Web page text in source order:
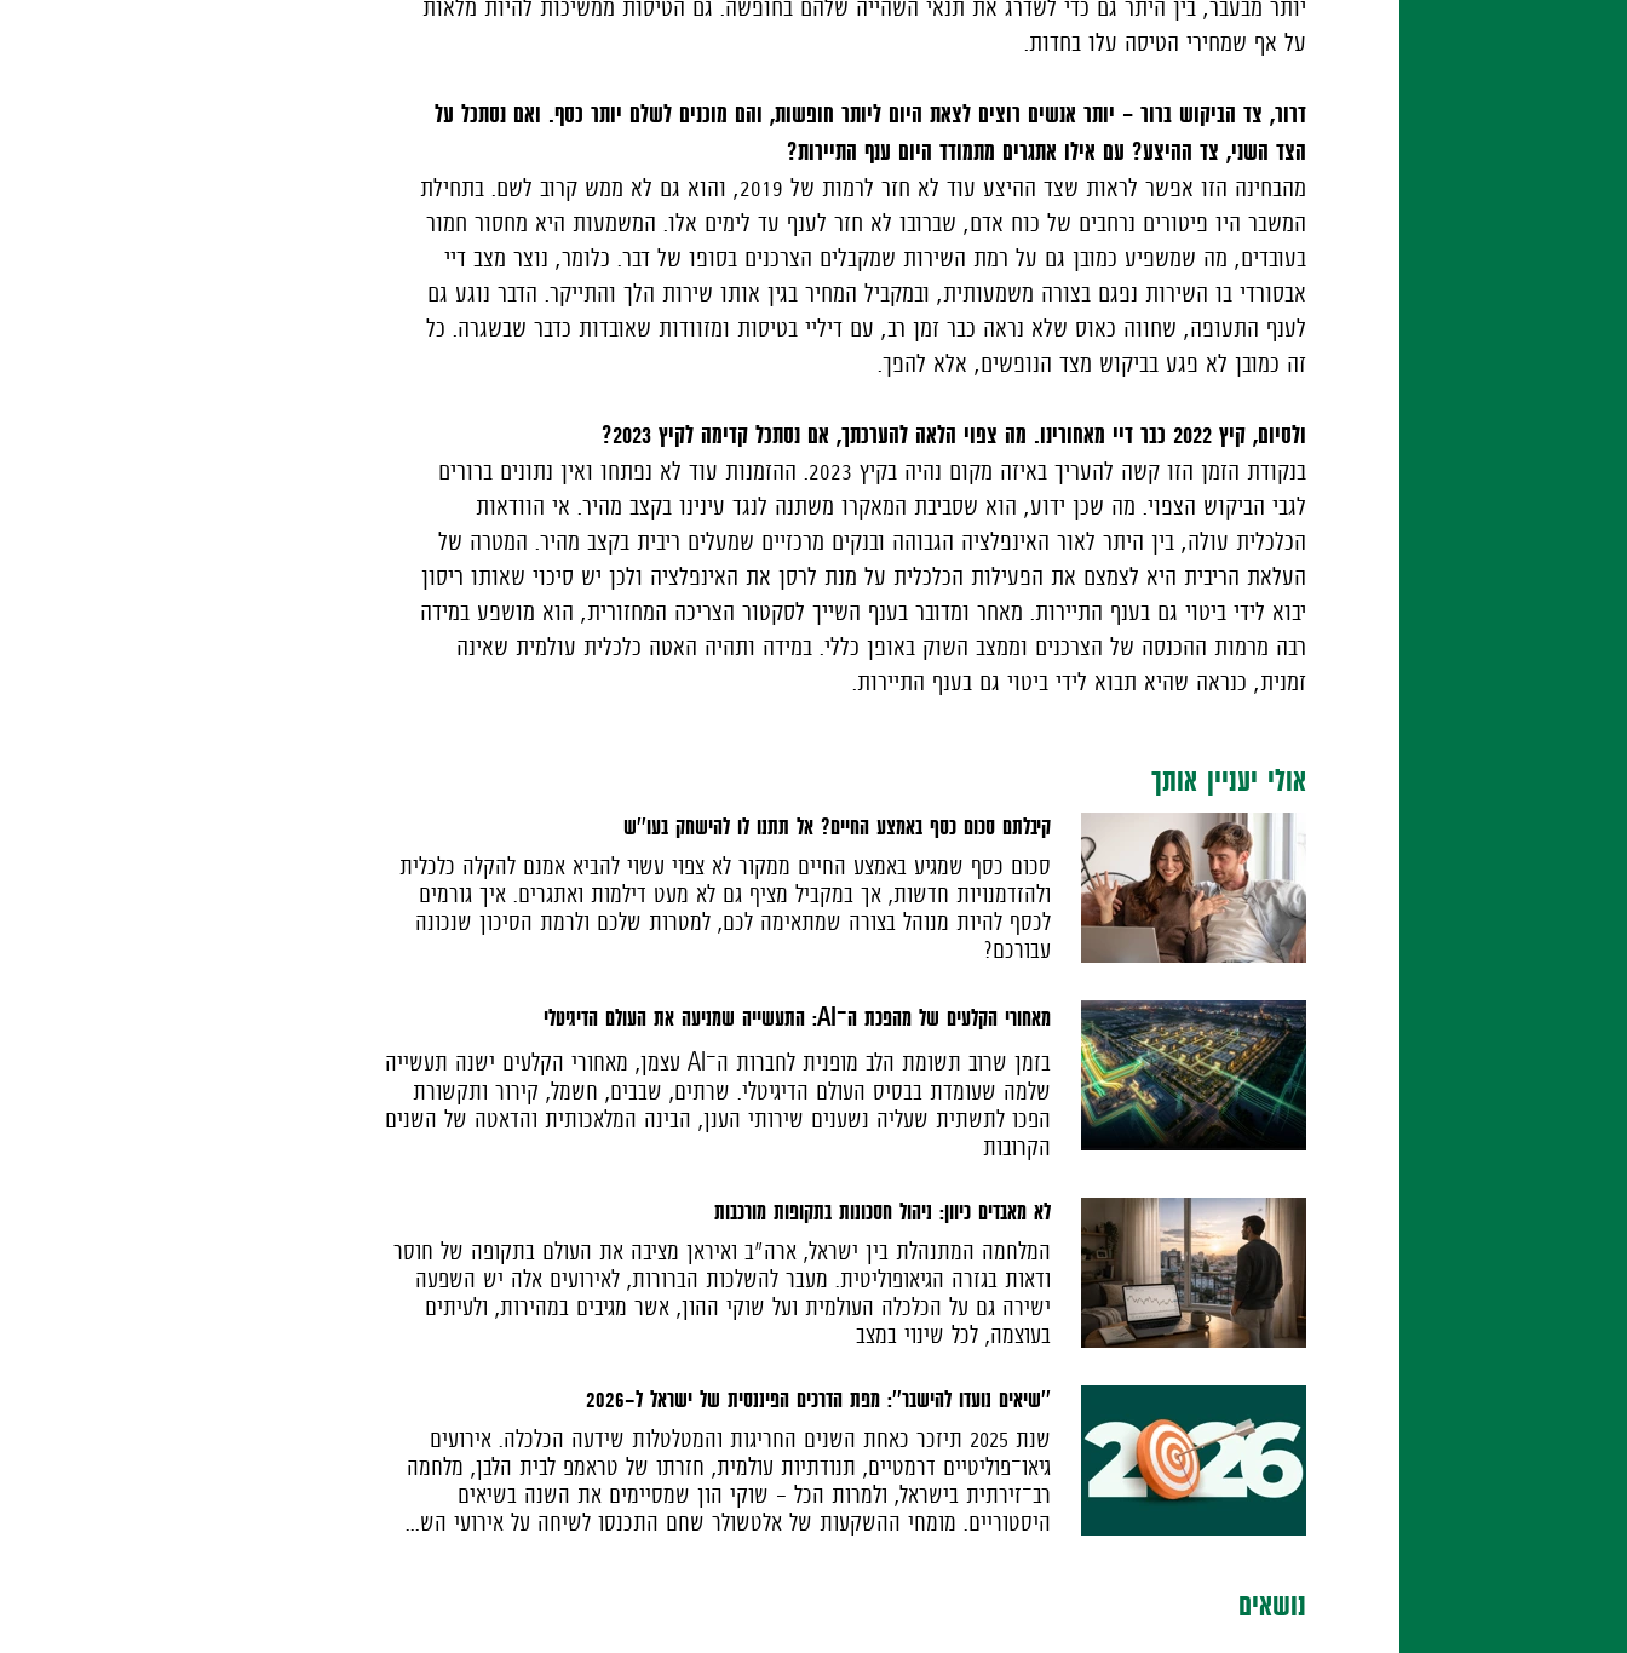
יותר מבעבר, בין היתר גם כדי לשדרג את תנאי השהייה שלהם בחופשה. גם הטיסות ממשיכות להיות מלאות
על אף שמחירי הטיסה עלו בחדות.
דרור, צד הביקוש ברור – יותר אנשים רוצים לצאת היום ליותר חופשות, והם מוכנים לשלם יותר כסף. ואם נסתכל על
הצד השני, צד ההיצע? עם אילו אתגרים מתמודד היום ענף התיירות?
מהבחינה הזו אפשר לראות שצד ההיצע עוד לא חזר לרמות של 2019, והוא גם לא ממש קרוב לשם. בתחילת
המשבר היו פיטורים נרחבים של כוח אדם, שברובו לא חזר לענף עד לימים אלו. המשמעות היא מחסור חמור
בעובדים, מה שמשפיע כמובן גם על רמת השירות שמקבלים הצרכנים בסופו של דבר. כלומר, נוצר מצב דיי
אבסורדי בו השירות נפגם בצורה משמעותית, ובמקביל המחיר בגין אותו שירות הלך והתייקר. הדבר נוגע גם
לענף התעופה, שחווה כאוס שלא נראה כבר זמן רב, עם דיליי בטיסות ומזוודות שאובדות כדבר שבשגרה. כל
זה כמובן לא פגע בביקוש מצד הנופשים, אלא להפך.
ולסיום, קיץ 2022 כבר דיי מאחורינו. מה צפוי הלאה להערכתך, אם נסתכל קדימה לקיץ 2023?
בנקודת הזמן הזו קשה להעריך באיזה מקום נהיה בקיץ 2023. ההזמנות עוד לא נפתחו ואין נתונים ברורים
לגבי הביקוש הצפוי. מה שכן ידוע, הוא שסביבת המאקרו משתנה לנגד עינינו בקצב מהיר. אי הוודאות
הכלכלית עולה, בין היתר לאור האינפלציה הגבוהה ובנקים מרכזיים שמעלים ריבית בקצב מהיר. המטרה של
העלאת הריבית היא לצמצם את הפעילות הכלכלית על מנת לרסן את האינפלציה ולכן יש סיכוי שאותו ריסון
יבוא לידי ביטוי גם בענף התיירות. מאחר ומדובר בענף השייך לסקטור הצריכה המחזורית, הוא מושפע במידה
רבה מרמות ההכנסה של הצרכנים וממצב השוק באופן כללי. במידה ותהיה האטה כלכלית עולמית שאינה
זמנית, כנראה שהיא תבוא לידי ביטוי גם בענף התיירות.
אולי יעניין אותך
קיבלתם סכום כסף באמצע החיים? אל תתנו לו להישחק בעו''ש
סכום כסף שמגיע באמצע החיים ממקור לא צפוי עשוי להביא אמנם להקלה כלכלית
ולהזדמנויות חדשות, אך במקביל מציף גם לא מעט דילמות ואתגרים. איך גורמים
לכסף להיות מנוהל בצורה שמתאימה לכם, למטרות שלכם ולרמת הסיכון שנכונה
עבורכם?
מאחורי הקלעים של מהפכת ה־AI: התעשייה שמניעה את העולם הדיגיטלי
בזמן שרוב תשומת הלב מופנית לחברות ה־AI עצמן, מאחורי הקלעים ישנה תעשייה
שלמה שעומדת בבסיס העולם הדיגיטלי. שרתים, שבבים, חשמל, קירור ותקשורת
הפכו לתשתית שעליה נשענים שירותי הענן, הבינה המלאכותית והדאטה של השנים
הקרובות
לא מאבדים כיוון: ניהול חסכונות בתקופות מורכבות
המלחמה המתנהלת בין ישראל, ארה"ב ואיראן מציבה את העולם בתקופה של חוסר
ודאות בגזרה הגיאופוליטית. מעבר להשלכות הברורות, לאירועים אלה יש השפעה
ישירה גם על הכלכלה העולמית ועל שוקי ההון, אשר מגיבים במהירות, ולעיתים
בעוצמה, לכל שינוי במצב
''שיאים נועדו להישבר'': מפת הדרכים הפיננסית של ישראל ל-2026
שנת 2025 תיזכר כאחת השנים החריגות והמטלטלות שידעה הכלכלה. אירועים
גיאו־פוליטיים דרמטיים, תנודתיות עולמית, חזרתו של טראמפ לבית הלבן, מלחמה
רב־זירתית בישראל, ולמרות הכל - שוקי הון שמסיימים את השנה בשיאים
היסטוריים. מומחי ההשקעות של אלטשולר שחם התכנסו לשיחה על אירועי הש...
נושאים